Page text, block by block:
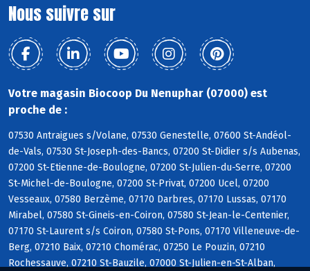
Nous suivre sur
Votre magasin Biocoop Du Nenuphar (07000) est
proche de :
07530 Antraigues s/Volane, 07530 Genestelle, 07600 St-Andéol-
de-Vals, 07530 St-Joseph-des-Bancs, 07200 St-Didier s/s Aubenas,
07200 St-Etienne-de-Boulogne, 07200 St-Julien-du-Serre, 07200
St-Michel-de-Boulogne, 07200 St-Privat, 07200 Ucel, 07200
Vesseaux, 07580 Berzème, 07170 Darbres, 07170 Lussas, 07170
Mirabel, 07580 St-Gineis-en-Coiron, 07580 St-Jean-le-Centenier,
07170 St-Laurent s/s Coiron, 07580 St-Pons, 07170 Villeneuve-de-
Berg, 07210 Baix, 07210 Chomérac, 07250 Le Pouzin, 07210
Rochessauve, 07210 St-Bauzile, 07000 St-Julien-en-St-Alban,